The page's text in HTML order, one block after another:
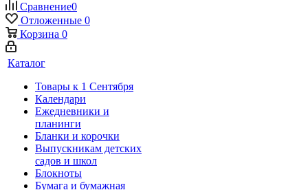
Сравнение0
Отложенные 0
Корзина 0
Каталог
Товары к 1 Сентября
Календари
Ежедневники и
планинги
Бланки и корочки
Выпускникам детских
садов и школ
Блокноты
Бумага и бумажная